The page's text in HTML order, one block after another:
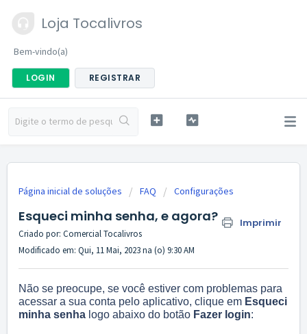
Loja Tocalivros
Bem-vindo(a)
LOGIN REGISTRAR
Página inicial de soluções FAQ Configurações
Esqueci minha senha, e agora? Imprimir
Criado por: Comercial Tocalivros
Modificado em: Qui, 11 Mai, 2023 na (o) 9:30 AM
Não se preocupe, se você estiver com problemas para
acessar a sua conta pelo aplicativo, clique em Esqueci
minha senha logo abaixo do botão Fazer login: